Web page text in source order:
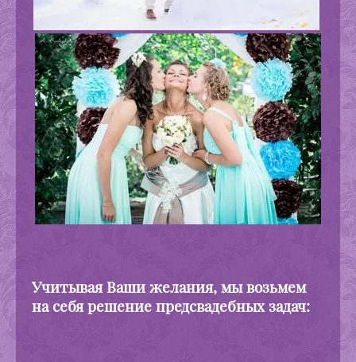
Учитывая Ваши желания, мы возьмем
на себя решение предсвадебных задач: